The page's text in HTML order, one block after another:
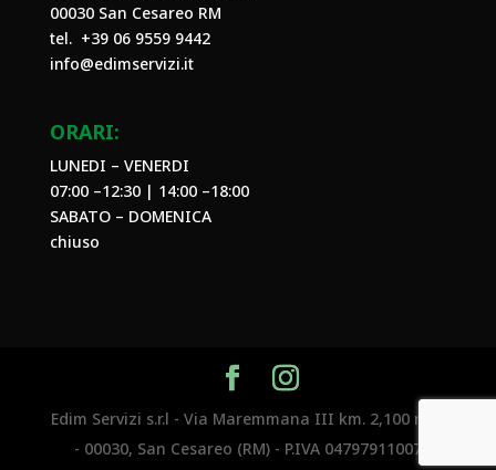
00030 San Cesareo RM
tel. +39 06 9559 9442
info@edimservizi.it
ORARI:
LUNEDI – VENERDI
07:00 –12:30 | 14:00 –18:00
SABATO – DOMENICA
chiuso
Edim Servizi s.r.l - Via Maremmana III km. 2,100 n.29
- 00030, San Cesareo (RM) - P.IVA 04797911007